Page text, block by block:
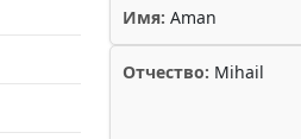
Имя: Aman
Отчество: Mihail